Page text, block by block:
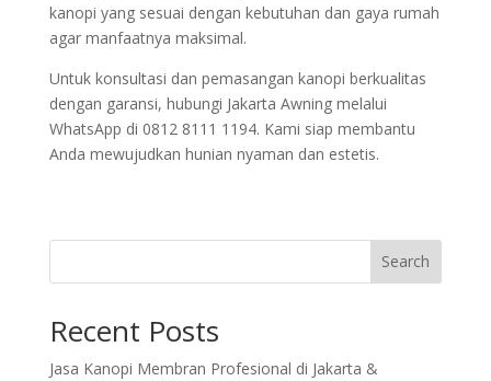
kanopi yang sesuai dengan kebutuhan dan gaya rumah
agar manfaatnya maksimal.
Untuk konsultasi dan pemasangan kanopi berkualitas
dengan garansi, hubungi Jakarta Awning melalui
WhatsApp di 0812 8111 1194. Kami siap membantu
Anda mewujudkan hunian nyaman dan estetis.
Search
Recent Posts
Jasa Kanopi Membran Profesional di Jakarta &